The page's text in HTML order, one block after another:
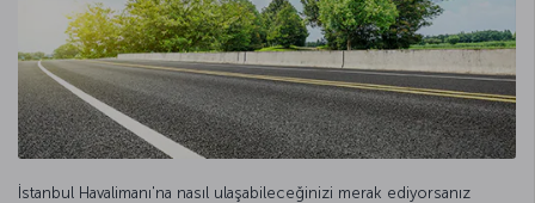
İstanbul Havalimanı'na nasıl ulaşabileceğinizi merak ediyorsanız